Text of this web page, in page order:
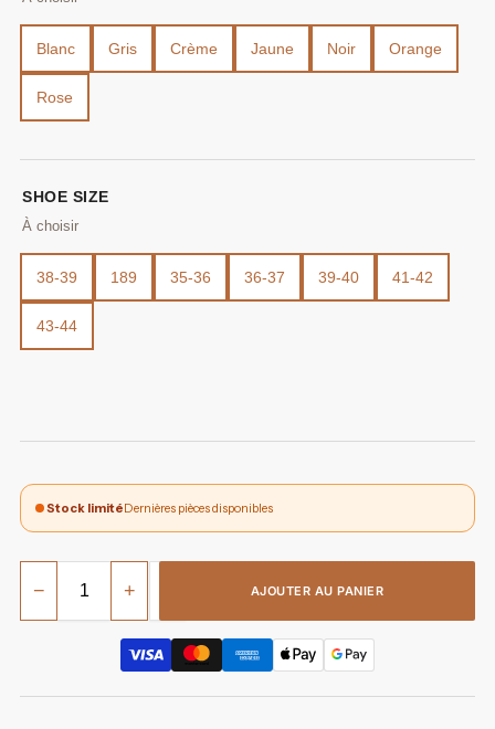
Blanc Gris Crème Jaune Noir Orange
Rose
SHOE SIZE
38-39 189 35-36 36-37 39-40 41-42
43-44
Stock limitéDernières pièces disponibles
− + AJOUTER AU PANIER